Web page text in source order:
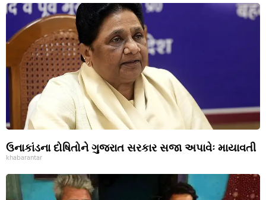
ઉનાકાંડના દોષિતોને ગુજરાત સરકાર સજા અપાવેઃ માયાવતી
khabarantar